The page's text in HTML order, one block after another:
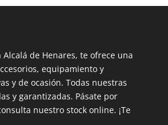
de Henares, te ofrece una
equipamiento y
y de ocasión. Todas nuestras
y garantizadas. Pásate por
nuestro stock online. ¡Te